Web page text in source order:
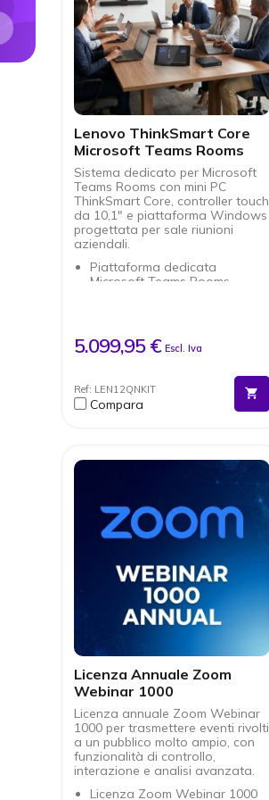
Lenovo ThinkSmart Core
Microsoft Teams Rooms
Sistema dedicato per Microsoft
Teams Rooms con mini PC
ThinkSmart Core, controller touch
da 10,1" e piattaforma Windows
progettata per sale riunioni
aziendali.
Piattaforma dedicata
Microsoft Teams Rooms
enterprise per prestazioni
affidabili durante le
Controller touch da 10,1" per
avviare e gestire facilmente le
riunioni
Supporto BYOM per utilizzare
Gestione IT centralizzata con
sicurezza TPM e funzionalità
enterprise
e video professionali per
configurazioni personalizzate
delle sale riunioni
5.099,95 € Escl. Iva
Ref: LEN12QNKIT
Compara
Licenza Annuale Zoom
Webinar 1000
Licenza annuale Zoom Webinar
1000 per trasmettere eventi rivolti
a un pubblico molto ampio, con
funzionalità di controllo,
interazione e analisi avanzata.
Licenza Zoom Webinar 1000